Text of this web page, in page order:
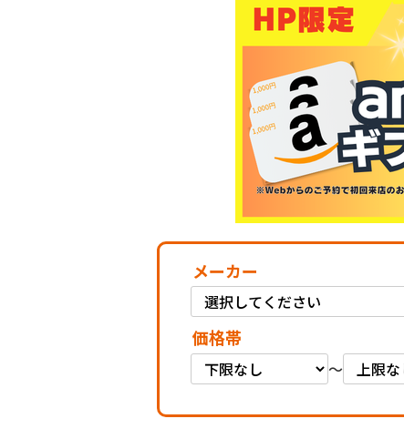
メーカー
価格帯
～